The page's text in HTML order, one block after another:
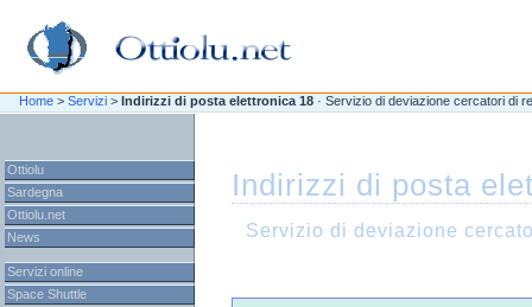
Home > Servizi > Indirizzi di posta elettronica 18 · Servizio di deviazione cercatori di
Indirizzi di posta
Servizio di deviazione
Ottiolu
Sardegna
Ottiolu.net
News
Servizi online
Space Shuttle
\n\n